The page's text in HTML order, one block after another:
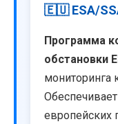
🇪🇺 ESA/
Программа
обстановки
мониторинга
европейских